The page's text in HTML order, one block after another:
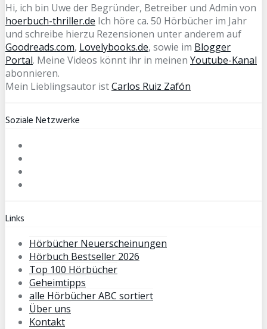
Hi, ich bin Uwe der Begründer, Betreiber und Admin von
hoerbuch-thriller.de Ich höre ca. 50 Hörbücher im Jahr
und schreibe hierzu Rezensionen unter anderem auf
Goodreads.com, Lovelybooks.de, sowie im Blogger
Portal. Meine Videos könnt ihr in meinen Youtube-Kanal
abonnieren.
Mein Lieblingsautor istCarlos Ruiz Zafón
Soziale Netzwerke
Links
Hörbücher Neuerscheinungen
Hörbuch Bestseller 2026
Top 100 Hörbücher
Geheimtipps
alle Hörbücher ABC sortiert
Über uns
Kontakt